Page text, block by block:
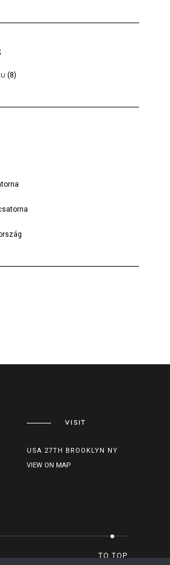
(8)
VISIT
USA 27TH BROOKLYN NY
VIEW ON MAP
TO TOP